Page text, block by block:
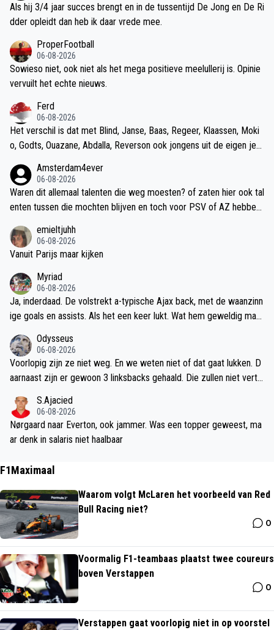
Als hij 3/4 jaar succes brengt en in de tussentijd De Jong en De Ri
dder opleidt dan heb ik daar vrede mee.
ProperFootball
06-08-2026
Sowieso niet, ook niet als het mega positieve meelullerij is. Opinie
vervuilt het echte nieuws.
Ferd
06-08-2026
Het verschil is dat met Blind, Janse, Baas, Regeer, Klaassen, Moki
o, Godts, Ouazane, Abdalla, Reverson ook jongens uit de eigen jeu
aankopen gedaan? Ja, maar ze vervangen bijna allemaal spelers di
e ook niet uit de eigen jeugd komen dus dat kan je tegen elkaar w
eg strepen.
Amsterdam4ever
06-08-2026
Waren dit allemaal talenten die weg moesten? of zaten hier ook tal
enten tussen die mochten blijven en toch voor PSV of AZ hebben
emieltjuhh
06-08-2026
Vanuit Parijs maar kijken
Myriad
06-08-2026
Ja, inderdaad. De volstrekt a-typische Ajax back, met de waanzinn
ige goals en assists. Als het een keer lukt. Wat hem geweldig maa
hten. Dat kan het publiek waarderen. Dat was bij Taylor ook zo. Ho
e stel je je op als je uitgefloten wordt? Neem je het als een man e
n vecht je je terug of ligt het aan anderen (de basis voor de aversi
Odysseus
06-08-2026
Voorlopig zijn ze niet weg. En we weten niet of dat gaat lukken. D
aarnaast zijn er gewoon 3 linksbacks gehaald. Die zullen niet vertr
S.Ajacied
06-08-2026
Nørgaard naar Everton, ook jammer. Was een topper geweest, ma
ar denk in salaris niet haalbaar
F1Maximaal
Waarom volgt McLaren het voorbeeld van Red
Bull Racing niet?
0
Voormalig F1-teambaas plaatst twee coureurs
boven Verstappen
0
Verstappen gaat voorlopig niet in op voorstel